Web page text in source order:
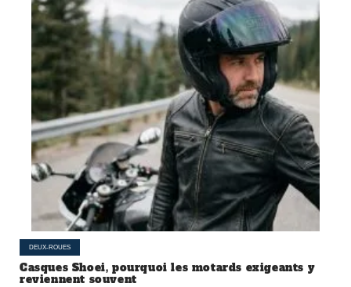
DEUX-ROUES
Casques Shoei, pourquoi les motards exigeants y
reviennent souvent